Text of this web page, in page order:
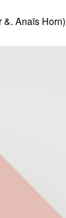
&. Anaïs Horn)